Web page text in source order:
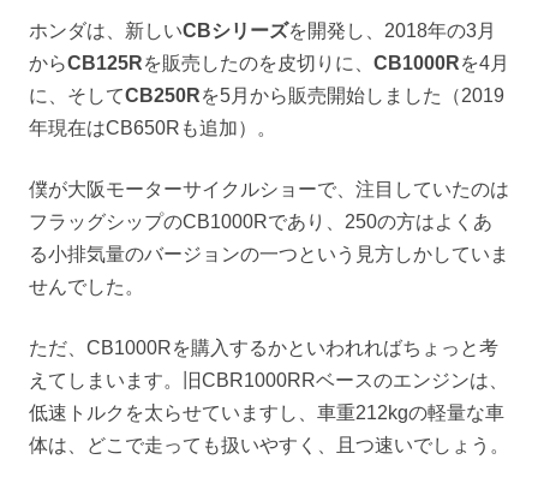
ホンダは、新しいCBシリーズを開発し、2018年の3月
からCB125Rを販売したのを皮切りに、 CB1000Rを4月
に、そしてCB250Rを5月から販売開始しました（2019
年現在はCB650Rも追加）。
僕が大阪モーターサイクルショーで、注目していたのは
フラッグシップのCB1000Rであり、250の方はよくあ
る小排気量のバージョンの一つという見方しかしていま
せんでした。
ただ、CB1000Rを購入するかといわれればちょっと考
えてしまいます。旧CBR1000RRベースのエンジンは、
低速トルクを太らせていますし、車重212kgの軽量な車
体は、どこで走っても扱いやすく、且つ速いでしょう。